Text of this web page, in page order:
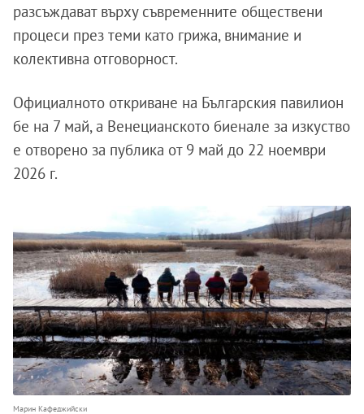
разсъждават върху съвременните обществени
процеси през теми като грижа, внимание и
колективна отговорност.
Официалното откриване на Българския павилион
бе на 7 май, а Венецианското биенале за изкуство
е отворено за публика от 9 май до 22 ноември
2026 г.
Марин Кафеджийски